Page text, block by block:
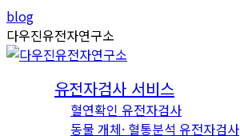
Skip
to
content
Instagram
page
opens
YouTube
page
opens
blog
다우진유전자연구소
유전자검사 서비스
혈연확인 유전자검사
동물 개체· 혈통분석 유전자검사